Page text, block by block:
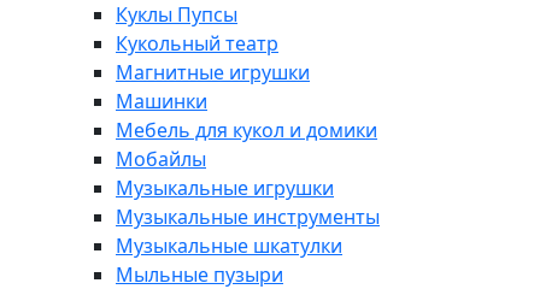
Куклы Пупсы
Кукольный театр
Магнитные игрушки
Машинки
Мебель для кукол и домики
Мобайлы
Музыкальные игрушки
Музыкальные инструменты
Музыкальные шкатулки
Мыльные пузыри